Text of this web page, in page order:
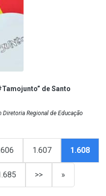
de Santo
Regional de Educação
1.607 1.608
>> »